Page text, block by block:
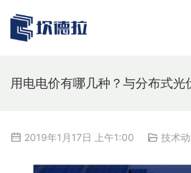
用电电价有哪几种？与分布式光
2019年1月17日 上午1:00 技术